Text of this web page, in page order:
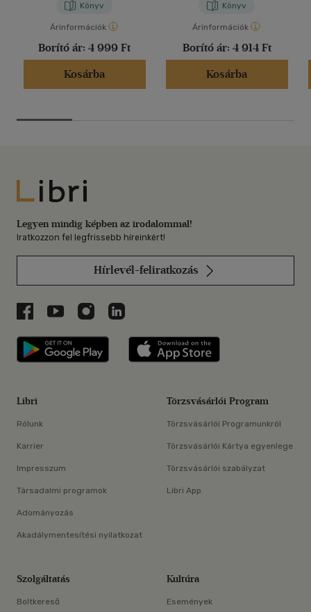
Könyv
Árinformációk
Borító ár: 4 999 Ft
Kosárba
Könyv
Árinformációk
Borító ár: 4 914 Ft
Kosárba
Libri
Legyen mindig képben az irodalommal!
Iratkozzon fel legfrissebb híreinkért!
Hírlevél-feliratkozás
Libri a Facebookon
Libri a Youtube-on
Libri az Instagramon
Libri a LinkedInen
Libri applikáció Szerezd meg: Google
Libri
Rólunk
Karrier
Impresszum
Társadalmi programok
Adományozás
Akadálymentesítési nyilatkozat
Törzsvásárlói Program
Törzsvásárlói Programunkról
Törzsvásárlói Kártya egyenlege
Törzsvásárlói szabályzat
Libri App
Szolgáltatás
Boltkereső
Kultúra
Események